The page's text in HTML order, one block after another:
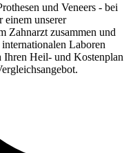
und Veneers - bei
einem unserer
Zahnarzt zusammen und
Laboren
Ihren Heil- und Kostenplan